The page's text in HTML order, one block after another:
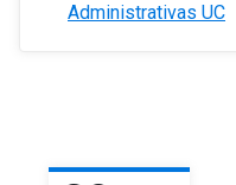
Administrativas UC